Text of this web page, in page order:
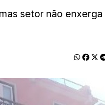
setor não enxerga